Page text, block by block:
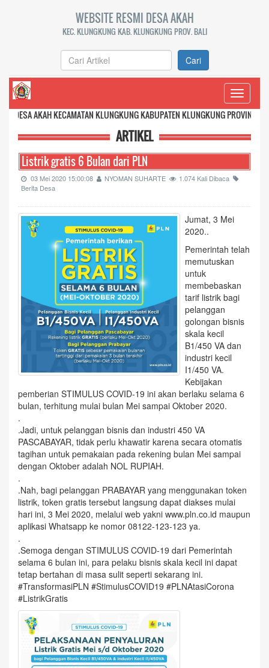
WEBSITE RESMI DESA AKAH
KEC. KLUNGKUNG KAB. KLUNGKUNG PROV. BALI
Cari
Toggle
KLUNGKUNG KABUPATEN KLUNGKUNG PROVINSI BALI
ARTIKEL
Listrik gratis 6 Bulan dari PLN
03 Mei 2020 15:00:08 NYOMAN SUHARTE
1.074 Kali Dibaca
Berita Desa
Jumat, 3 Mei
2020..
Pemerintah telah
memutuskan
untuk
membebaskan
tarif listrik bagi
pelanggan
golongan bisnis
skala kecil
B1/450 VA dan
industri kecil
I1/450 VA.
Kebijakan
pemberian STIMULUS COVID-19 ini akan berlaku selama 6
bulan, terhitung mulai bulan Mei sampai Oktober 2020.
.
.Jadi, untuk pelanggan bisnis dan industri 450 VA
PASCABAYAR, tidak perlu khawatir karena secara otomatis
tagihan untuk pemakaian pada rekening bulan Mei sampai
dengan Oktober adalah NOL RUPIAH.
.
.Nah, bagi pelanggan PRABAYAR yang menggunakan token
listrik, token gratis tersebut langsung dapat diakses mulai
hari ini, 3 Mei 2020, melalui web yakni www.pln.co.id maupun
aplikasi Whatsapp ke nomor 08122-123-123 ya.
.
.Semoga dengan STIMULUS COVID-19 dari Pemerintah
selama 6 bulan ini, para pelaku bisnis skala kecil ini dapat
tetap bertahan di masa sulit seperti sekarang ini.
#TransformasiPLN #StimulusCOVID19 #PLNAtasiCorona
#ListrikGratis